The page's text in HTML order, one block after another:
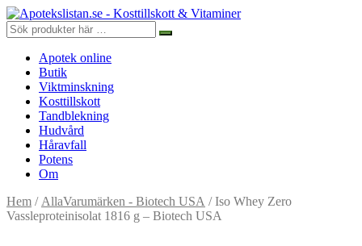
Apotek online
Butik
Viktminskning
Kosttillskott
Tandblekning
Hudvård
Håravfall
Potens
Om
Hem / AllaVarumärken - Biotech USA / Iso Whey Zero
Vassleproteinisolat 1816 g – Biotech USA